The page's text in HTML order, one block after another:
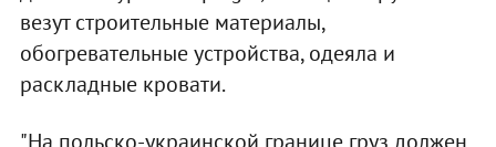
везут строительные материалы,
обогревательные устройства, одеяла и
раскладные кровати.